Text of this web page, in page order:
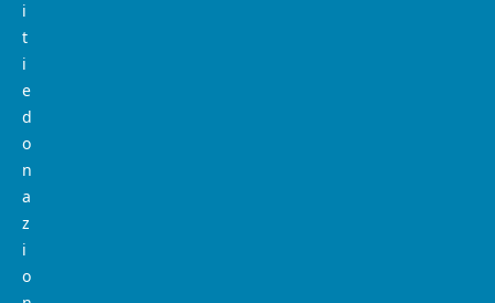
i
t
i
e
d
o
n
a
z
i
o